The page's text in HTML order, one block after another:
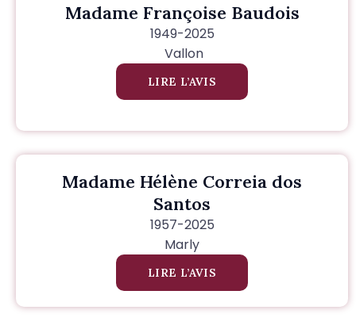
Madame Françoise Baudois
1949-2025
Vallon
LIRE L’AVIS
Madame Hélène Correia dos
Santos
1957-2025
Marly
LIRE L’AVIS